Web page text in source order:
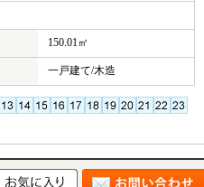
150.01㎡
一戸建て/木造